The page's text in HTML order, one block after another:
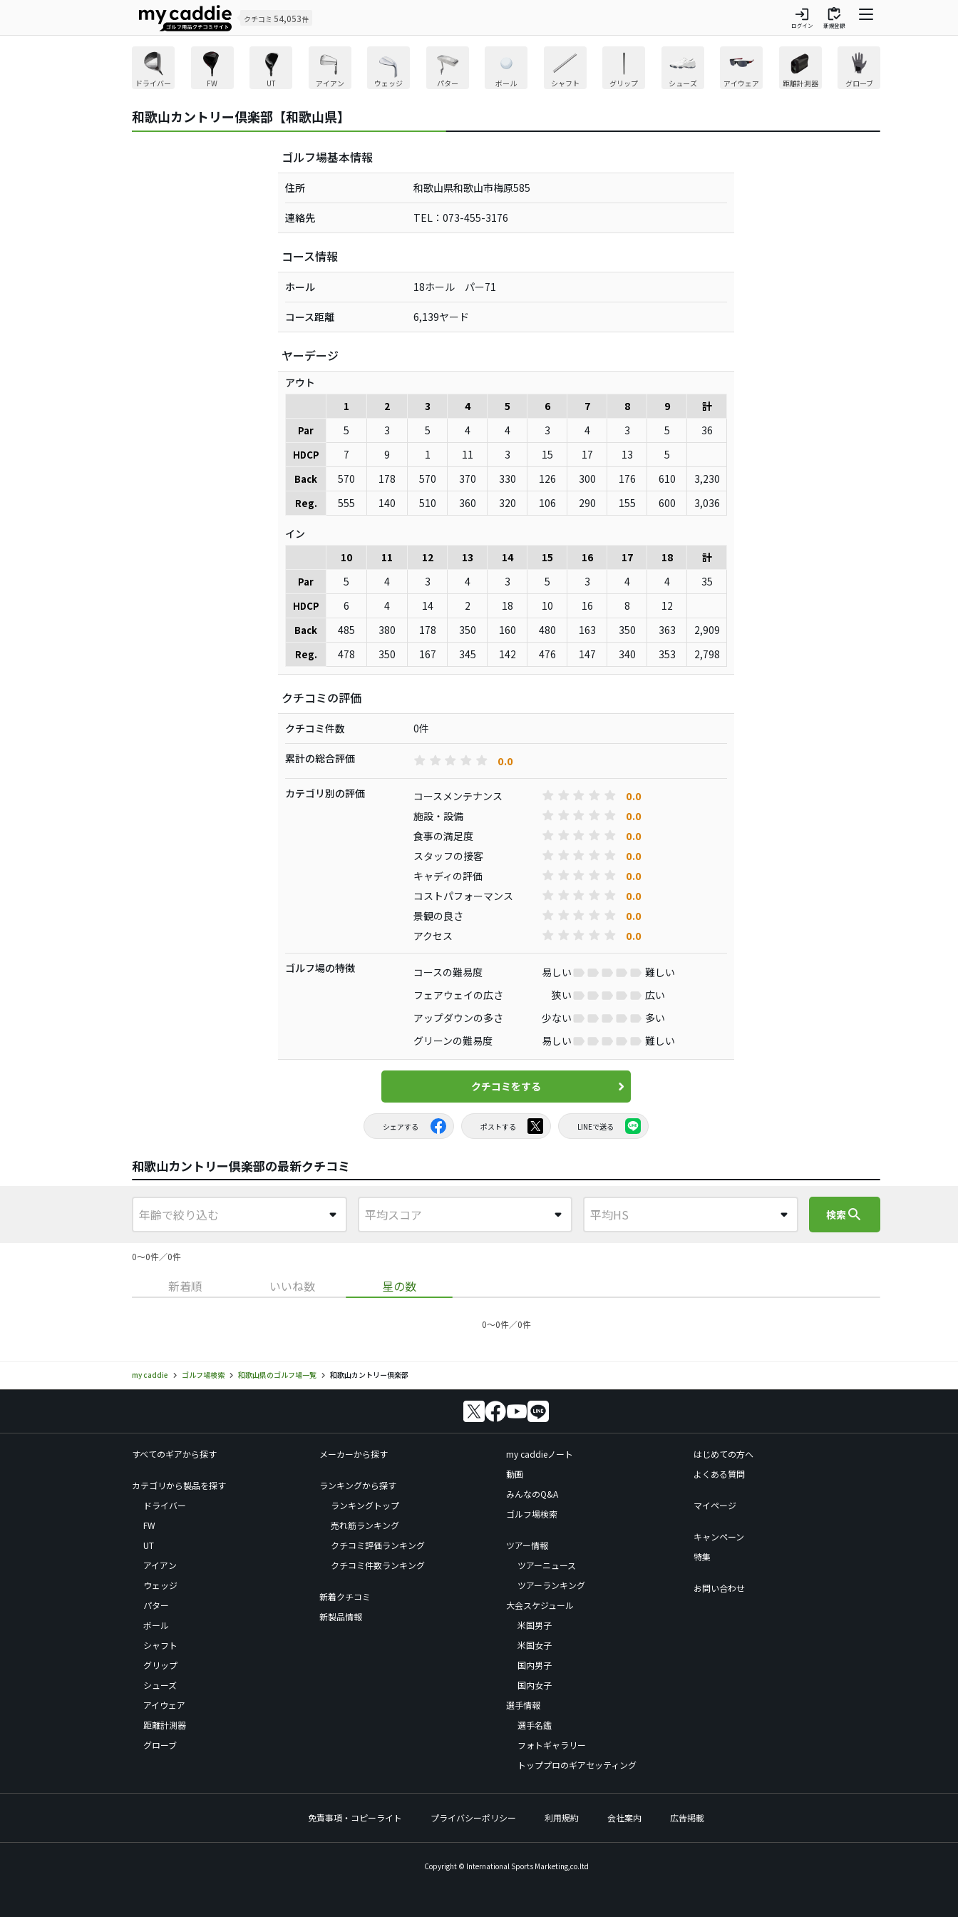
クチコミ 54,053件 login
ログイン
inventory
新規登録
ドライバー FW UT アイアン ウェッジ パター ボール シャフト グリップ シューズ アイウェア 距離計測器 グローブ
和歌山カントリー倶楽部【和歌山県】
ゴルフ場基本情報
住所 和歌山県和歌山市梅原585
連絡先 TEL：073-455-3176
コース情報
ホール 18ホール パー71
コース距離 6,139ヤード
ヤーデージ
アウト
1
2 3 4 5 6 7 8 9 計
Par 5 3 5 4 4 3 4 3 5 36
HDCP 7 9 1 11 3 15 17 13 5
Back 570 178 570 370 330 126 300 176 610 3,230
Reg. 555 140 510 360 320 106 290 155 600 3,036
イン
10
11 12 13 14 15 16 17 18 計
Par 5 4 3 4 3 5 3 4 4 35
HDCP 6 4 14 2 18 10 16 8 12
Back 485 380 178 350 160 480 163 350 363 2,909
Reg. 478 350 167 345 142 476 147 340 353 2,798
クチコミの評価
クチコミ件数 0件
累計の総合評価 0.0
カテゴリ別の評価 コースメンテナンス 0.0
施設・設備 0.0
食事の満足度 0.0
スタッフの接客 0.0
キャディの評価 0.0
コストパフォーマンス 0.0
景観の良さ 0.0
アクセス 0.0
ゴルフ場の特徴 コースの難易度 易しい
難しい
フェアウェイの広さ
狭い
広い
アップダウンの多さ
少ない
多い
グリーンの難易度
易しい 難しい
クチコミをする
シェアする ポストする LINEで送る
和歌山カントリー倶楽部の最新クチコミ
検索search
0〜0件／0件
新着順 いいね数 星の数
0〜0件／0件
my caddie ゴルフ場検索 和歌山県のゴルフ場一覧 和歌山カントリー倶楽部
すべてのギアから探す
カテゴリから製品を探す
ドライバー
FW
UT
アイアン
ウェッジ
パター
ボール
シャフト
グリップ
シューズ
アイウェア
距離計測器
グローブ
メーカーから探す
ランキングから探す
ランキングトップ
売れ筋ランキング
クチコミ評価ランキング
クチコミ件数ランキング
新着クチコミ
新製品情報
my caddieノート
動画
みんなのQ&A
ゴルフ場検索
ツアー情報
ツアーニュース
ツアーランキング
大会スケジュール
米国男子
米国女子
国内男子
国内女子
選手情報
選手名鑑
フォトギャラリー
トッププロのギアセッティング
はじめての方へ
よくある質問
マイページ
キャンペーン
特集
お問い合わせ
免責事項・コピーライト プライバシーポリシー 利用規約 会社案内 広告掲載
Copyright © International Sports Marketing,co.ltd